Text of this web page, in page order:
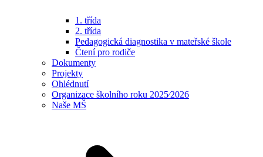
1. třída
2. třída
Pedagogická diagnostika v mateřské škole
Čtení pro rodiče
Dokumenty
Projekty
Ohlédnutí
Organizace školního roku 2025⁄2026
Naše MŠ